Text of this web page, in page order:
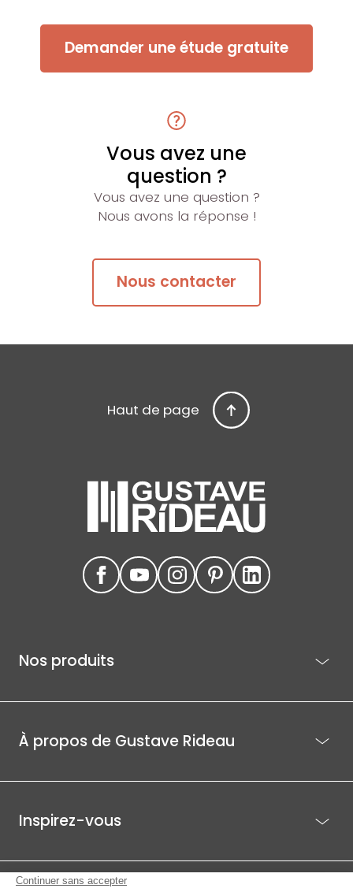
Demander une étude gratuite
Vous avez une
question ?
Vous avez une question ?
Nous avons la réponse !
Nous contacter
Haut de page
Nos produits
À propos de Gustave Rideau
Inspirez-vous